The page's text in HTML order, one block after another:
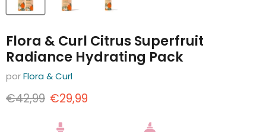
Flora & Curl Citrus Superfruit
Radiance Hydrating Pack
porFlora & Curl
Precio original
€42,99 Precio actual
€29,99